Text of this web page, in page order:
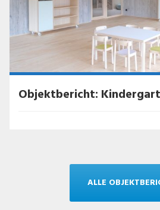
Objektbericht:
ALLE